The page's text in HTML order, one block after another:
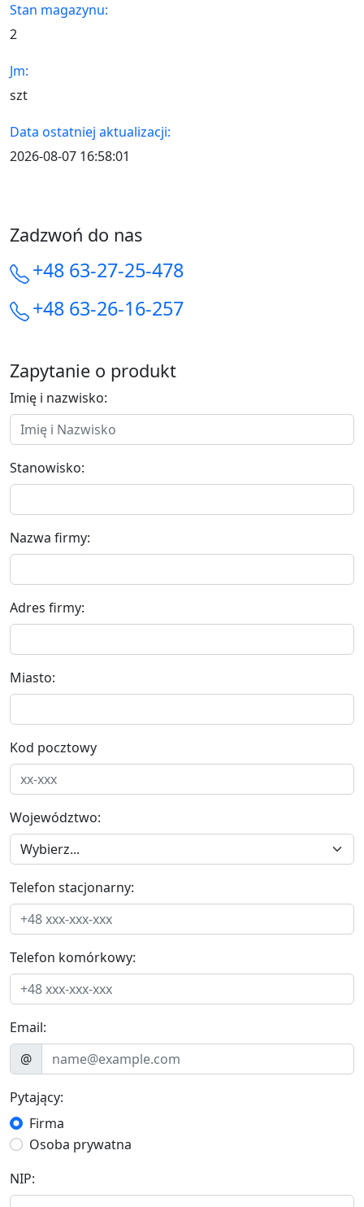
Stan magazynu:
2
Jm:
szt
Data ostatniej aktualizacji:
2026-08-07 16:58:01
Zadzwoń do nas
+48 63-27-25-478
+48 63-26-16-257
Zapytanie o produkt
Imię i nazwisko:
Stanowisko:
Nazwa firmy:
Adres firmy:
Miasto:
Kod pocztowy
Województwo:
Telefon stacjonarny:
Telefon komórkowy:
Email:
@
Pytający:
Firma
Osoba prywatna
NIP: